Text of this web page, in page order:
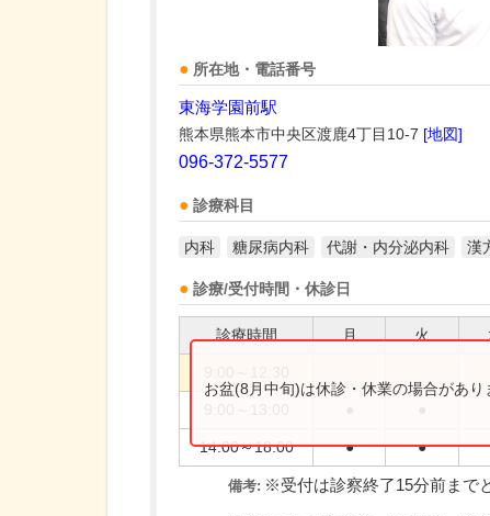
所在地・電話番号
東海学園前駅
熊本県熊本市中央区渡鹿4丁目10-7 [地図]
096-372-5577
診療科目
内科 糖尿病内科 代謝・内分泌内科 漢
診療/受付時間・休診日
診療時間 月 火
14:00～18:00 ● ●
お盆(8月中旬)は休診・休業の場合があ
備考: ※受付は診察終了15分前まで